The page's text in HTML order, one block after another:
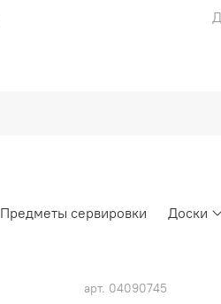
Предметы сервировки Доски
арт. 04090745